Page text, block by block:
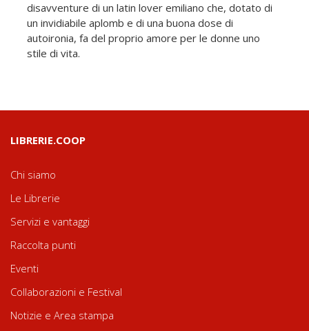
disavventure di un latin lover emiliano che, dotato di
un invidiabile aplomb e di una buona dose di
autoironia, fa del proprio amore per le donne uno
stile di vita.
LIBRERIE.COOP
Chi siamo
Le Librerie
Servizi e vantaggi
Raccolta punti
Eventi
Collaborazioni e Festival
Notizie e Area stampa